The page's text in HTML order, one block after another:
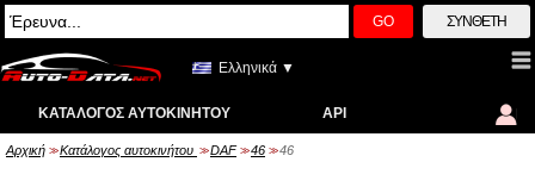
GO ΣΎΝΘΕΤΗ
Ελληνικά ▼
ΚΑΤΆΛΟΓΟΣ ΑΥΤΟΚΙΝΉΤΟΥ API
Αρχική >> Κατάλογος αυτοκινήτου >> DAF >> 46 >> 46